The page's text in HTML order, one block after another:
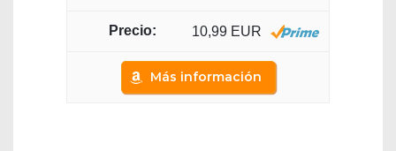
10,99 EUR
Más información